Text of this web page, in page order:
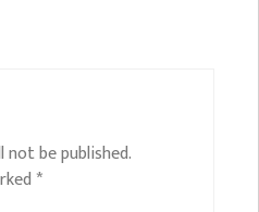
not be published.
*